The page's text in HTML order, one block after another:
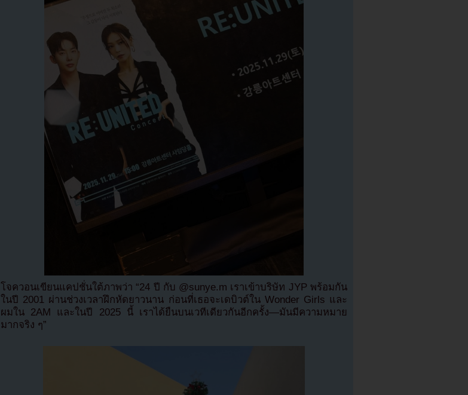
โจควอนเขียนแคปชั่นใต้ภาพว่า “24 ปี กับ @sunye.m เราเข้าบริษัท JYP พร้อมกัน
ในปี 2001 ผ่านช่วงเวลาฝึกหัดยาวนาน ก่อนที่เธอจะเดบิวต์ใน Wonder Girls และ
ผมใน 2AM และในปี 2025 นี้ เราได้ยืนบนเวทีเดียวกันอีกครั้ง—มันมีความหมาย
มากจริง ๆ”